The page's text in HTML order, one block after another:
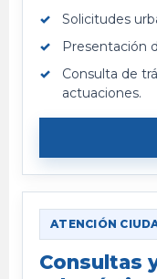
Solicitudes
Presentación
Consulta de
actuaciones.
ATENCIÓN
Consultas